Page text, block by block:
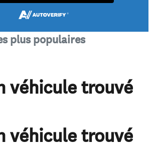
plus populaires
véhicule trouvé
véhicule trouvé